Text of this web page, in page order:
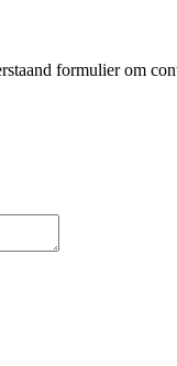
formulier om